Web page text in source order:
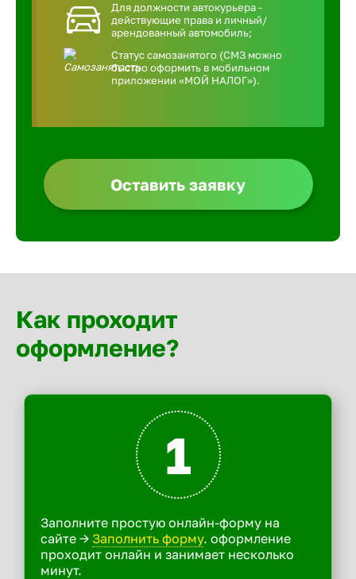
Для должности автокурьера -
действующие права и личный/
арендованный автомобиль;
Статус самозанятого (СМЗ можно
быстро оформить в мобильном
приложении «МОЙ НАЛОГ»).
Оставить заявку
Как проходит
оформление?
1
Заполните простую онлайн-форму на
сайте -> Заполнить форму. оформление
проходит онлайн и занимает несколько
минут.